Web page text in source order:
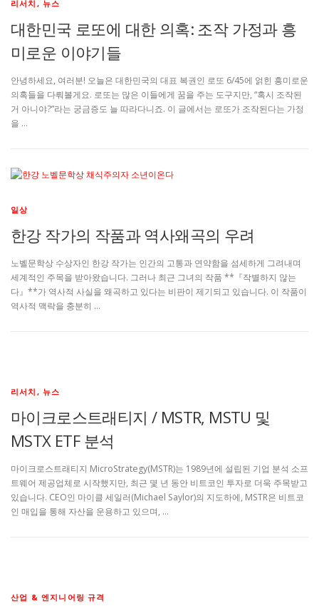
리서치, 뉴스
대한민국 로또에 대한 의혹: 조작 가정과 흥
미로운 이야기들
안녕하세요, 여러분! 오늘은 대한민국의 대표 복권인 로또 6/45에 얽힌 흥미로운
의혹들을 다뤄볼게요. 로또는 많은 이들에게 꿈을 주는 도구지만, “혹시 조작된
거 아니야?”라는 궁금증도 늘 따라다니죠. 이 글에서는 로또가 조작된다는 가정
을 …
일상
한강 작가의 작품과 역사왜곡의 우려
노벨문학상 수상자인 한강 작가는 인간의 고통과 연약함을 섬세하게 그려내며
세계적인 주목을 받아왔습니다. 그러나 최근 그녀의 작품 **『작별하지 않는
다』**가 역사적 사실을 왜곡하고 있다는 비판이 제기되고 있습니다. 이 작품이
역사적 맥락을 충분히 …
리서치, 뉴스
마이크로스트래티지 / MSTR, MSTU 및
MSTX ETF 분석
마이크로스트래티지 MicroStrategy(MSTR)는 1989년에 설립된 기업 분석 소프
트웨어 제공업체로 시작했지만, 최근 몇 년 동안 비트코인 투자로 더욱 주목받고
있습니다. CEO인 마이클 세일러(Michael Saylor)의 지도하에, MSTR은 비트코
인 매입을 통해 자산을 운용하고 있으며, …
산업 & 엔지니어링 규격